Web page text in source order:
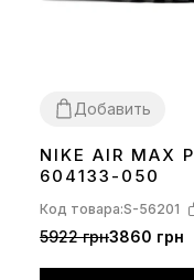
Добавить
3637 38 39 404142
NIKE AIR MAX
604133-050
Код товара:S-56201
5922 грн3860 грн